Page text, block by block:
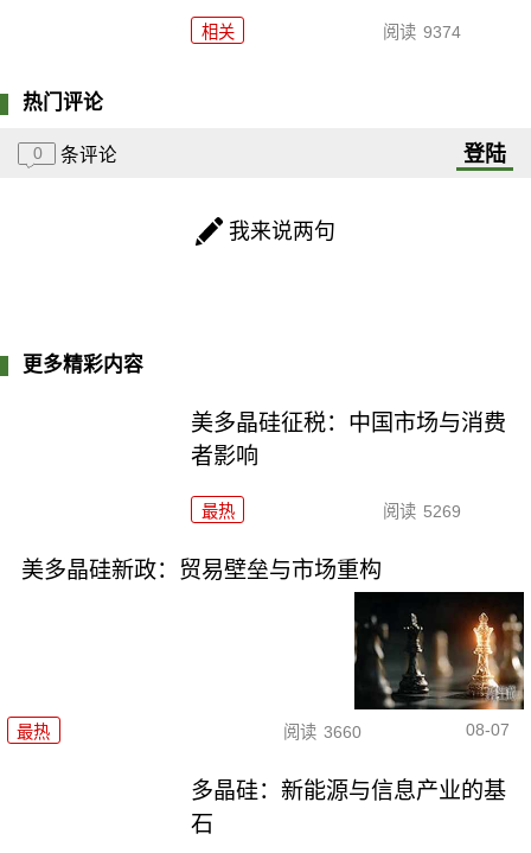
相关 阅读 9374
热门评论
0 条评论 登陆
我来说两句
更多精彩内容
美多晶硅征税：中国市场与消费
者影响
最热 阅读 5269
美多晶硅新政：贸易壁垒与市场重构
最热 阅读 3660 08-07
多晶硅：新能源与信息产业的基
石